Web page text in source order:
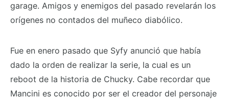
garage. Amigos y enemigos del pasado revelarán los
orígenes no contados del muñeco diabólico.
Fue en enero pasado que Syfy anunció que había
dado la orden de realizar la serie, la cual es un
reboot de la historia de Chucky. Cabe recordar que
Mancini es conocido por ser el creador del personaje